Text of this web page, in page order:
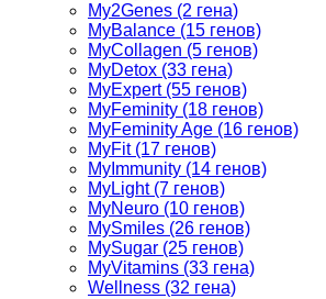
My2Genes (2 гена)
MyBalance (15 генов)
MyCollagen (5 генов)
MyDetox (33 гена)
MyExpert (55 генов)
MyFeminity (18 генов)
MyFeminity Age (16 генов)
MyFit (17 генов)
MyImmunity (14 генов)
MyLight (7 генов)
MyNeuro (10 генов)
MySmiles (26 генов)
MySugar (25 генов)
MyVitamins (33 гена)
Wellness (32 гена)